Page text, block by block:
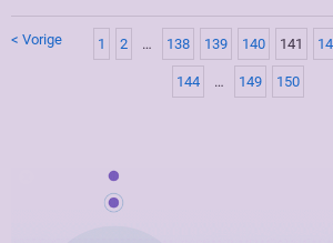
< Vorige 1 2 … 138 139 140 141
144 … 149 150